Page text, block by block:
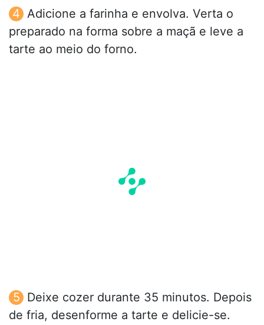
Adicione a farinha e envolva. Verta o
preparado na forma sobre a maçã e leve a
tarte ao meio do forno.
Deixe cozer durante 35 minutos. Depois
de fria, desenforme a tarte e delicie-se.